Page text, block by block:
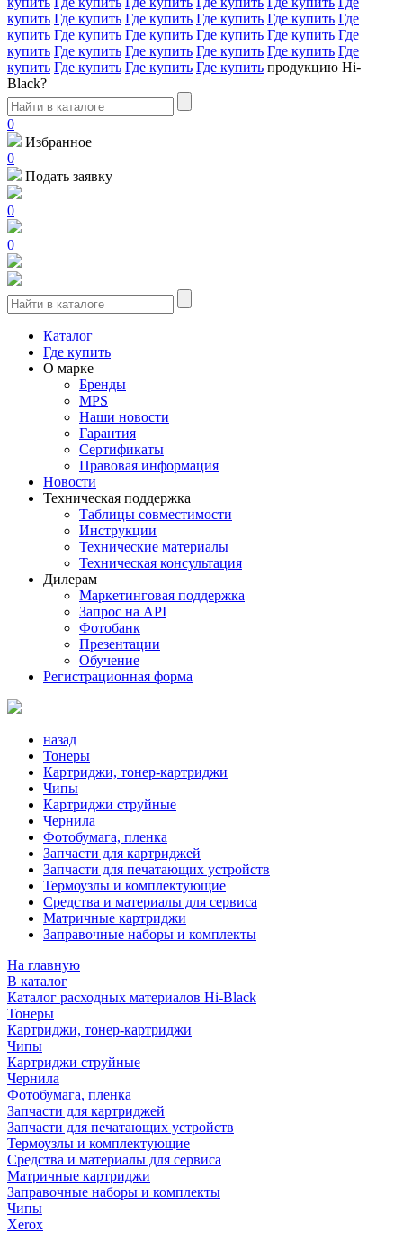
купить Где купить Где купить Где купить Где купить Где
купить Где купить Где купить Где купить Где купить Где
купить Где купить Где купить Где купить Где купить Где
купить Где купить Где купить Где купить продукцию Hi-
Black?
0
Избранное
0
Подать заявку
0
0
Каталог
Где купить
О марке
Бренды
MPS
Наши новости
Гарантия
Сертификаты
Правовая информация
Новости
Техническая поддержка
Таблицы совместимости
Инструкции
Технические материалы
Техническая консультация
Дилерам
Маркетинговая поддержка
Запрос на API
Фотобанк
Презентации
Обучение
Регистрационная форма
назад
Тонеры
Картриджи, тонер-картриджи
Чипы
Картриджи струйные
Чернила
Фотобумага, пленка
Запчасти для картриджей
Запчасти для печатающих устройств
Термоузлы и комплектующие
Средства и материалы для сервиса
Матричные картриджи
Заправочные наборы и комплекты
На главную
В каталог
Каталог расходных материалов Hi-Black
Тонеры
Картриджи, тонер-картриджи
Чипы
Картриджи струйные
Чернила
Фотобумага, пленка
Запчасти для картриджей
Запчасти для печатающих устройств
Термоузлы и комплектующие
Средства и материалы для сервиса
Матричные картриджи
Заправочные наборы и комплекты
Чипы
Xerox